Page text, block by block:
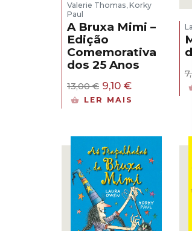
Valerie Thomas,Korky
Paul
A Bruxa Mimi –
Edição
Comemorativa
dos 25 Anos
13,00€ O
preço
9,10 €O
LER MAIS